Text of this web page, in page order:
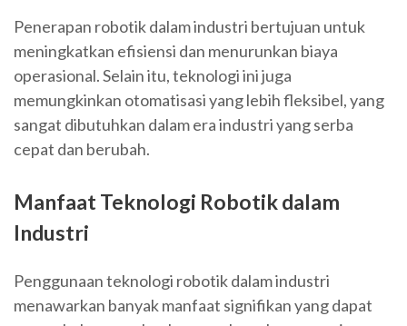
Penerapan robotik dalam industri bertujuan untuk
meningkatkan efisiensi dan menurunkan biaya
operasional. Selain itu, teknologi ini juga
memungkinkan otomatisasi yang lebih fleksibel, yang
sangat dibutuhkan dalam era industri yang serba
cepat dan berubah.
Manfaat Teknologi Robotik dalam
Industri
Penggunaan teknologi robotik dalam industri
menawarkan banyak manfaat signifikan yang dapat